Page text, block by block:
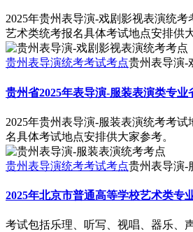
2025年贵州表导演-戏剧影视表演统
艺术类统考报名具体考试地点安排供
贵州表导演统考考试考点贵州表导演-
贵州省2025年表导演-服装表演类专业
2025年贵州表导演-服装表演统考考
名具体考试地点安排供大家参考。
贵州表导演统考考试考点贵州表导演-
2025年北京市普通高等学校艺术类专
考试包括乐理、听写、视唱、器乐、